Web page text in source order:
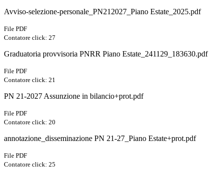
Avviso-selezione-personale_PN212027_Piano Estate_2025.pdf
File PDF
Contatore click: 27
Graduatoria provvisoria PNRR Piano Estate_241129_183630.pdf
File PDF
Contatore click: 21
PN 21-2027 Assunzione in bilancio+prot.pdf
File PDF
Contatore click: 20
annotazione_disseminazione PN 21-27_Piano Estate+prot.pdf
File PDF
Contatore click: 25